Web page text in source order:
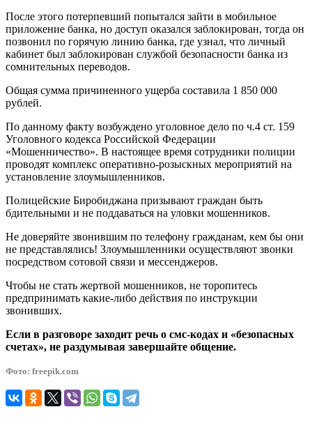
После этого потерпевший попытался зайти в мобильное
приложение банка, но доступ оказался заблокирован, тогда он
позвонил по горячую линию банка, где узнал, что личный
кабинет был заблокирован службой безопасности банка из
сомнительных переводов.
Общая сумма причиненного ущерба составила 1 850 000
рублей.
По данному факту возбуждено уголовное дело по ч.4 ст. 159
Уголовного кодекса Российской Федерации
«Мошенничество». В настоящее время сотрудники полиции
проводят комплекс оперативно-розыскных мероприятий на
установление злоумышленников.
Полицейские Биробиджана призывают граждан быть
бдительными и не поддаваться на уловки мошенников.
Не доверяйте звонившим по телефону гражданам, кем бы они
не представлялись! Злоумышленники осуществляют звонки
посредством сотовой связи и мессенджеров.
Чтобы не стать жертвой мошенников, не торопитесь
предпринимать какие-либо действия по инструкции
звонивших.
Если в разговоре заходит речь о смс-кодах и «безопасных
счетах», не раздумывая завершайте общение.
Фото: freepik.com